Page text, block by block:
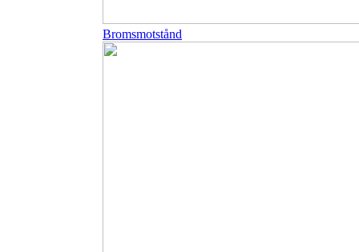
Bromsmotstånd